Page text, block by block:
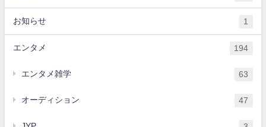
お知らせ 1
エンタメ 194
エンタメ雑学 63
オーディション 47